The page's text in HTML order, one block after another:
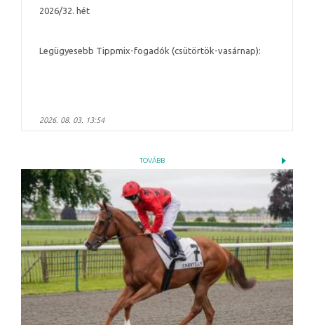
2026/32. hét
Legügyesebb Tippmix-fogadók (csütörtök-vasárnap):
2026. 08. 03. 13:54
TOVÁBB